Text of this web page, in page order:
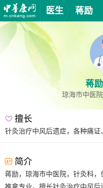
医生 蒋励
蒋励
琼海市中医院
擅长
针灸治疗中风后遗症，各种痛证
简介
蒋励，琼海市中医院，针灸科